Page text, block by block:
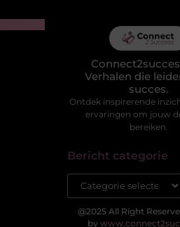
Verhalen die
succes.
Ontdek inspirerende
ervaringen om jouw
bereiken.
Bericht categorie
@2025 All Right
by